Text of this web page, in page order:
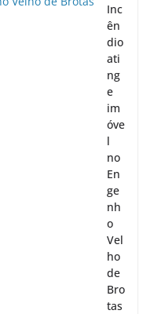
Inc
ên
dio
ati
ng
e
im
óve
l
no
En
ge
nh
o
Vel
ho
de
Bro
tas